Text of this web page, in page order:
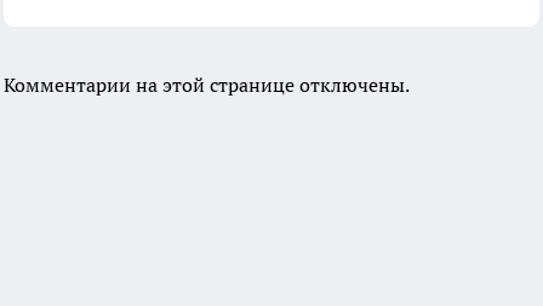
Комментарии на этой странице отключены.